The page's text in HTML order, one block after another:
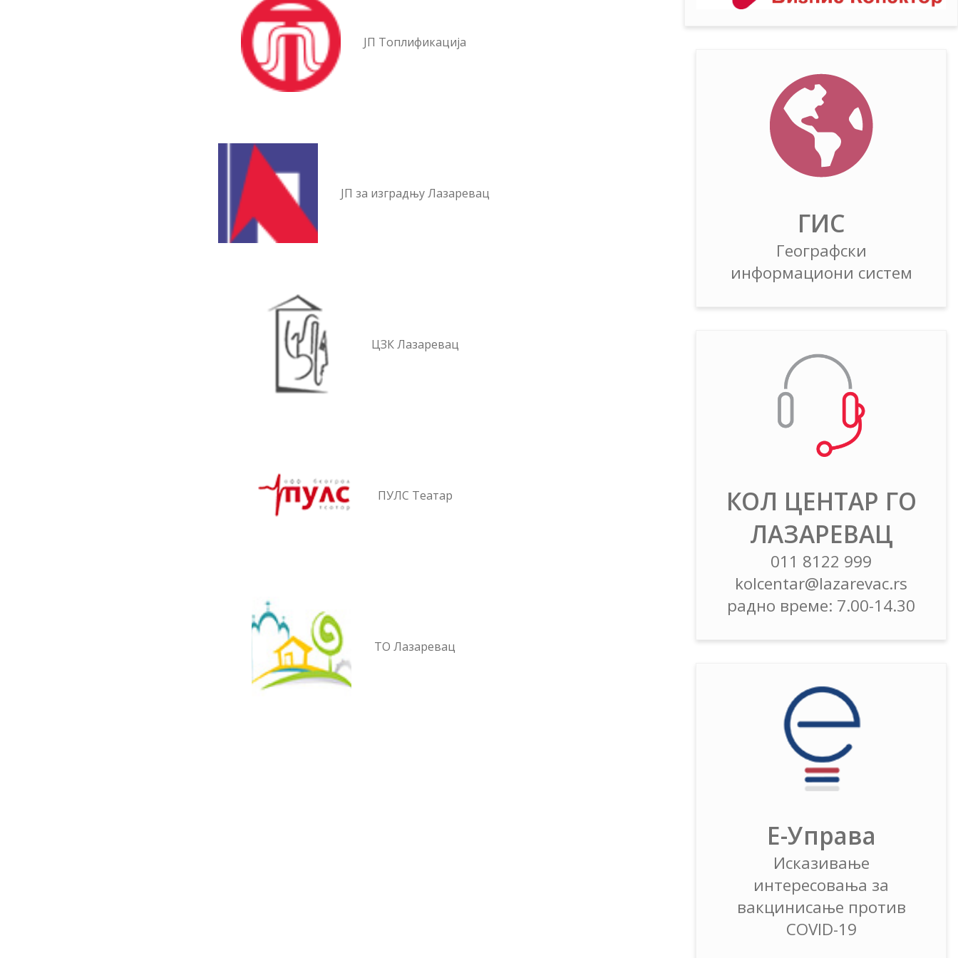
ЈП Топлификација
ЈП за изградњу Лазаревац
ЦЗК Лазаревац
ПУЛС Театар
ТО Лазаревац
ГИС
Географски
информациони систем
КОЛ ЦЕНТАР ГО
ЛАЗАРЕВАЦ
011 8122 999
kolcentar@lazarevac.rs
радно време: 7.00-14.30
Е-Управа
Исказивање
интересовања за
вакцинисање против
COVID-19